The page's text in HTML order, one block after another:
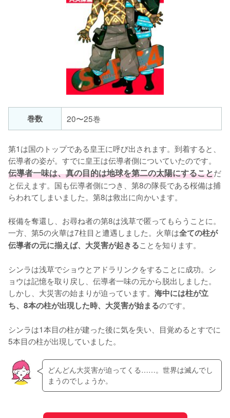
巻数 20〜25巻
第1は国のトップである皇王に呼び出されます。到着すると、
伝導者の姿が。すでに皇王は伝導者側についていたのです。
伝導者一味は、真の目的は地球を第二の太陽にすることだ
と伝えます。国も伝導者側につき、第8の隊長である桜備は捕
らわれてしまいました。第8は救出に向かいます。
桜備を奪還し、お尋ね者の第8は浅草で匿ってもらうことに。
一方、第5の火華は7柱目と遭遇しました。火華は全ての柱が
伝導者の元に揃えば、大災害が起きることを知ります。
シンラは浅草でショウとアドラリンクをすることに成功。シ
ョウは記憶を取り戻し、伝導者一味の元から脱出しました。
しかし、大災害の始まりが迫っています。 海中には柱が立
ち、8本の柱が出現した時、大災害が始まるのです。
シンラは1本目の柱が建った後に気を失い、目覚めるとすでに
5本目の柱が出現していました。
どんどん大災害が迫ってくる……。世界は滅んでし
まうのでしょうか。